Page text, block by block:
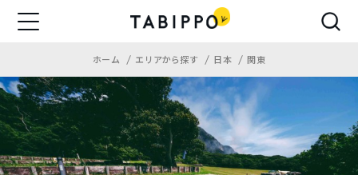
ホーム エリアから探す 日本 関東